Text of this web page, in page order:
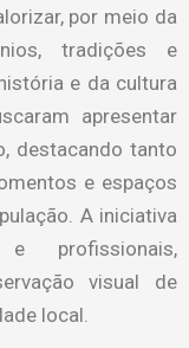
por meio da
tradições e
e da cultura
apresentar
destacando tanto
e espaços
A iniciativa
profissionais,
visual de
local.